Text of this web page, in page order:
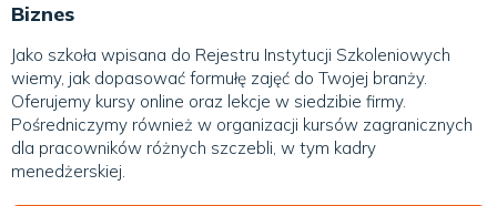
Biznes
Jako szkoła wpisana do Rejestru Instytucji Szkoleniowych
wiemy, jak dopasować formułę zajęć do Twojej branży.
Oferujemy kursy online oraz lekcje w siedzibie firmy.
Pośredniczymy również w organizacji kursów zagranicznych
dla pracowników różnych szczebli, w tym kadry
menedżerskiej.